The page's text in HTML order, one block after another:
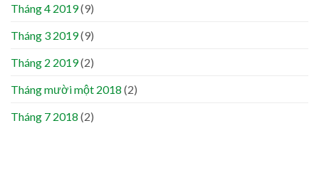
Tháng 4 2019(9)
Tháng 3 2019(9)
Tháng 2 2019(2)
Tháng mười một 2018 (2)
Tháng 7 2018 (2)